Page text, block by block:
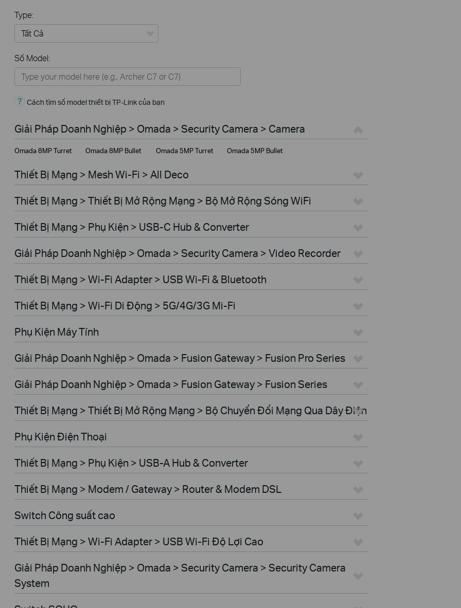
Type:
Tất Cả
Thiết Bị Mạng
Nhà Thông Minh
Giải Pháp Doanh Nghiệp
Dịch Vụ Viễn Thông
Số Model:
Cách tìm số model thiết bị TP-Link của bạn
Giải Pháp Doanh Nghiệp > Omada > Security Camera > Camera
Omada 8MP Turret Omada 8MP Bullet Omada 5MP Turret Omada 5MP Bullet
Thiết Bị Mạng > Mesh Wi-Fi > All Deco
Thiết Bị Mạng > Thiết Bị Mở Rộng Mạng > Bộ Mở Rộng Sóng WiFi
Thiết Bị Mạng > Phụ Kiện > USB-C Hub & Converter
Giải Pháp Doanh Nghiệp > Omada > Security Camera > Video Recorder
Thiết Bị Mạng > Wi-Fi Adapter > USB Wi-Fi & Bluetooth
Thiết Bị Mạng > Wi-Fi Di Động > 5G/4G/3G Mi-Fi
Phụ Kiện Máy Tính
Giải Pháp Doanh Nghiệp > Omada > Fusion Gateway > Fusion Pro Series
Giải Pháp Doanh Nghiệp > Omada > Fusion Gateway > Fusion Series
Thiết Bị Mạng > Thiết Bị Mở Rộng Mạng > Bộ Chuyển Đổi Mạng Qua Dây Điện
Phụ Kiện Điện Thoại
Thiết Bị Mạng > Phụ Kiện > USB-A Hub & Converter
Thiết Bị Mạng > Modem / Gateway > Router & Modem DSL
Switch Công suất cao
Thiết Bị Mạng > Wi-Fi Adapter > USB Wi-Fi Độ Lợi Cao
Giải Pháp Doanh Nghiệp > Omada > Security Camera > Security Camera
System